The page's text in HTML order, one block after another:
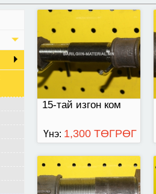
15-тай изгон ком
Үнэ: 1,300 ТӨГРӨГ
50
32